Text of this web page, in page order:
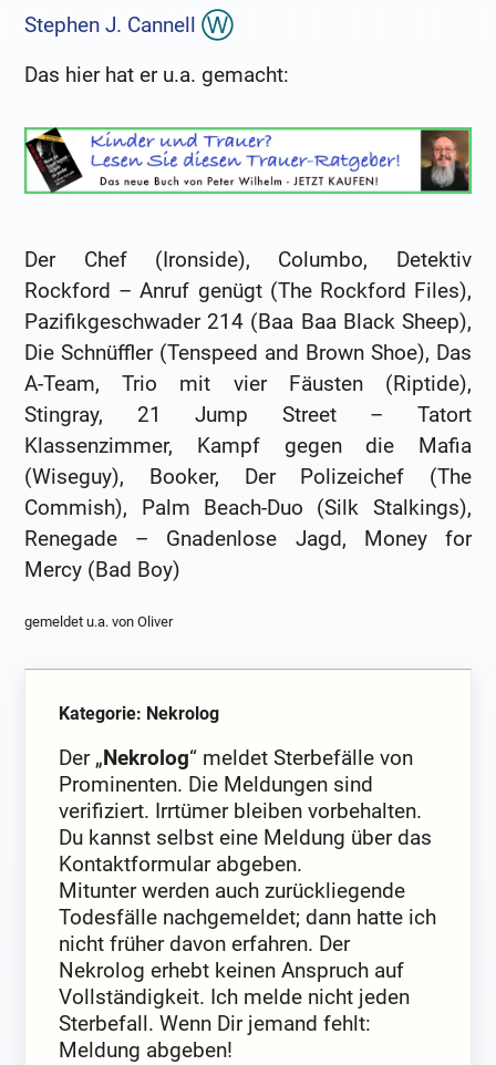
Stephen J. Cannell
Das hier hat er u.a. gemacht:
Der Chef (Ironside), Columbo, Detektiv
Rockford – Anruf genügt (The Rockford Files),
Pazifikgeschwader 214 (Baa Baa Black Sheep),
Die Schnüffler (Tenspeed and Brown Shoe), Das
A-Team, Trio mit vier Fäusten (Riptide),
Stingray, 21 Jump Street – Tatort
Klassenzimmer, Kampf gegen die Mafia
(Wiseguy), Booker, Der Polizeichef (The
Commish), Palm Beach-Duo (Silk Stalkings),
Renegade – Gnadenlose Jagd, Money for
Mercy (Bad Boy)
gemeldet u.a. von Oliver
Kategorie: Nekrolog
Der „Nekrolog“ meldet Sterbefälle von
Prominenten. Die Meldungen sind
verifiziert. Irrtümer bleiben vorbehalten.
Du kannst selbst eine Meldung über das
Kontaktformular abgeben.
Mitunter werden auch zurückliegende
Todesfälle nachgemeldet; dann hatte ich
nicht früher davon erfahren. Der
Nekrolog erhebt keinen Anspruch auf
Vollständigkeit. Ich melde nicht jeden
Sterbefall. Wenn Dir jemand fehlt:
Meldung abgeben!